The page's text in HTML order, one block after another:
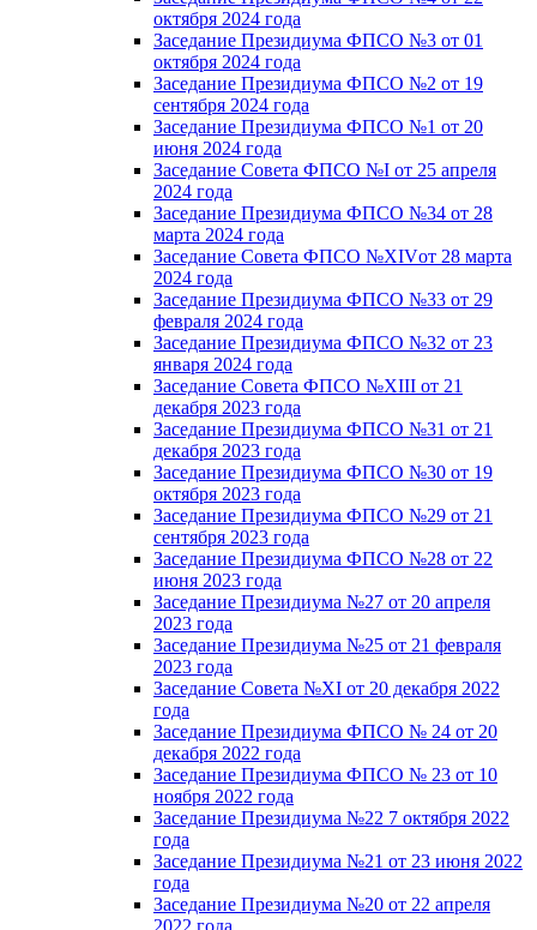
октября 2024 года
Заседание Президиума ФПСО №3 от 01
октября 2024 года
Заседание Президиума ФПСО №2 от 19
сентября 2024 года
Заседание Президиума ФПСО №1 от 20
июня 2024 года
Заседание Совета ФПСО №I от 25 апреля
2024 года
Заседание Президиума ФПСО №34 от 28
марта 2024 года
Заседание Совета ФПСО №XIVот 28 марта
2024 года
Заседание Президиума ФПСО №33 от 29
февраля 2024 года
Заседание Президиума ФПСО №32 от 23
января 2024 года
Заседание Совета ФПСО №XIII от 21
декабря 2023 года
Заседание Президиума ФПСО №31 от 21
декабря 2023 года
Заседание Президиума ФПСО №30 от 19
октября 2023 года
Заседание Президиума ФПСО №29 от 21
сентября 2023 года
Заседание Президиума ФПСО №28 от 22
июня 2023 года
Заседание Президиума №27 от 20 апреля
2023 года
Заседание Президиума №25 от 21 февраля
2023 года
Заседание Совета №XI от 20 декабря 2022
года
Заседание Президиума ФПСО № 24 от 20
декабря 2022 года
Заседание Президиума ФПСО № 23 от 10
ноября 2022 года
Заседание Президиума №22 7 октября 2022
года
Заседание Президиума №21 от 23 июня 2022
года
Заседание Президиума №20 от 22 апреля
2022 года